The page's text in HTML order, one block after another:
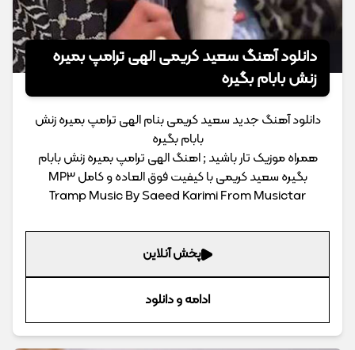
دانلود آهنگ سعید کریمی الهی ترامپ بمیره
زنش بابام بگیره
دانلود آهنگ جدید سعید کریمی بنام الهی ترامپ بمیره زنش
بابام بگیره
همراه موزیک تار باشید ; اهنگ الهی ترامپ بمیره زنش بابام
بگیره سعید کریمی با کیفیت فوق العاده و کامل MP3
Tramp Music By Saeed Karimi From Musictar
پخش آنلاین
ادامه و دانلود